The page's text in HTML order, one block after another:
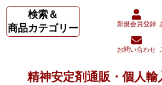
検索＆
商品カテゴリー
新規会員登録
お問い合わせ
精神安定剤通販・個人輸